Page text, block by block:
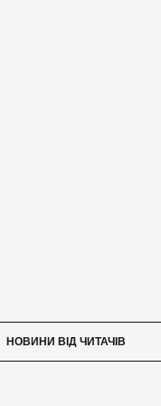
НОВИНИ ВІД ЧИТАЧІВ